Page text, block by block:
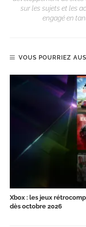
sur les sujets et les
engagé en
VOUS POURRIEZ
Xbox : les jeux
dès octobre 2026